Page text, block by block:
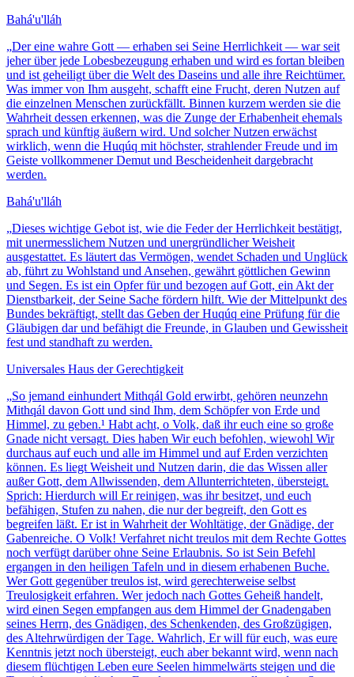
Bahá'u'lláh
„Der eine wahre Gott — erhaben sei Seine Herrlichkeit — war seit
jeher über jede Lobesbezeugung erhaben und wird es fortan bleiben
und ist geheiligt über die Welt des Daseins und alle ihre Reichtümer.
Was immer von Ihm ausgeht, schafft eine Frucht, deren Nutzen auf
die einzelnen Menschen zurückfällt. Binnen kurzem werden sie die
Wahrheit dessen erkennen, was die Zunge der Erhabenheit ehemals
sprach und künftig äußern wird. Und solcher Nutzen erwächst
wirklich, wenn die Huqúq mit höchster, strahlender Freude und im
Geiste vollkommener Demut und Bescheidenheit dargebracht
werden.
Bahá'u'lláh
„Dieses wichtige Gebot ist, wie die Feder der Herrlichkeit bestätigt,
mit unermesslichem Nutzen und unergründlicher Weisheit
ausgestattet. Es läutert das Vermögen, wendet Schaden und Unglück
ab, führt zu Wohlstand und Ansehen, gewährt göttlichen Gewinn
und Segen. Es ist ein Opfer für und bezogen auf Gott, ein Akt der
Dienstbarkeit, der Seine Sache fördern hilft. Wie der Mittelpunkt des
Bundes bekräftigt, stellt das Geben der Huqúq eine Prüfung für die
Gläubigen dar und befähigt die Freunde, in Glauben und Gewissheit
fest und standhaft zu werden.
Universales Haus der Gerechtigkeit
„So jemand einhundert Mithqál Gold erwirbt, gehören neunzehn
Mithqál davon Gott und sind Ihm, dem Schöpfer von Erde und
Himmel, zu geben.¹ Habt acht, o Volk, daß ihr euch eine so große
Gnade nicht versagt. Dies haben Wir euch befohlen, wiewohl Wir
durchaus auf euch und alle im Himmel und auf Erden verzichten
können. Es liegt Weisheit und Nutzen darin, die das Wissen aller
außer Gott, dem Allwissenden, dem Allunterrichteten, übersteigt.
Sprich: Hierdurch will Er reinigen, was ihr besitzet, und euch
befähigen, Stufen zu nahen, die nur der begreift, den Gott es
begreifen läßt. Er ist in Wahrheit der Wohltätige, der Gnädige, der
Gabenreiche. O Volk! Verfahret nicht treulos mit dem Rechte Gottes
noch verfügt darüber ohne Seine Erlaubnis. So ist Sein Befehl
ergangen in den heiligen Tafeln und in diesem erhabenen Buche.
Wer Gott gegenüber treulos ist, wird gerechterweise selbst
Treulosigkeit erfahren. Wer jedoch nach Gottes Geheiß handelt,
wird einen Segen empfangen aus dem Himmel der Gnadengaben
seines Herrn, des Gnädigen, des Schenkenden, des Großzügigen,
des Altehrwürdigen der Tage. Wahrlich, Er will für euch, was eure
Kenntnis jetzt noch übersteigt, euch aber bekannt wird, wenn nach
diesem flüchtigen Leben eure Seelen himmelwärts steigen und die